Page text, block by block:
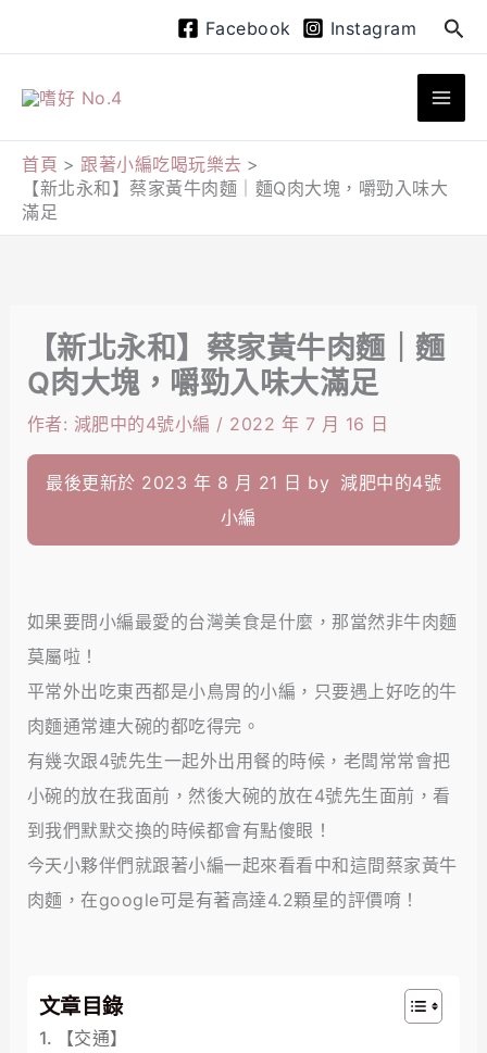
至
Facebook Instagram
搜
尋
首頁
跟著小編吃喝玩樂去
【新北永和】蔡家黃牛肉麵｜麵Q肉大塊，嚼勁入味大
滿足
【新北永和】蔡家黃牛肉麵｜麵
Q肉大塊，嚼勁入味大滿足
作者: 減肥中的4號小編 / 2022 年 7 月 16 日
最後更新於 2023 年 8 月 21 日 by 減肥中的4號
小編
如果要問小編最愛的台灣美食是什麼，那當然非牛肉麵
莫屬啦！
平常外出吃東西都是小鳥胃的小編，只要遇上好吃的牛
肉麵通常連大碗的都吃得完。
有幾次跟4號先生一起外出用餐的時候，老闆常常會把
小碗的放在我面前，然後大碗的放在4號先生面前，看
到我們默默交換的時候都會有點傻眼！
今天小夥伴們就跟著小編一起來看看中和這間蔡家黃牛
肉麵，在google可是有著高達4.2顆星的評價唷！
文章目錄
【交通】